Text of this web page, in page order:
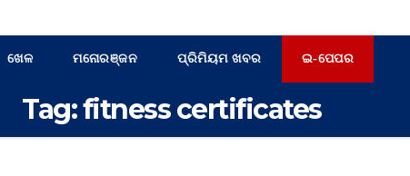
ଖେଳ ମନୋରଞ୍ଜନ ପ୍ରିମିୟମ ଖବର ଇ-ପେପର
Tag:fitness certificates